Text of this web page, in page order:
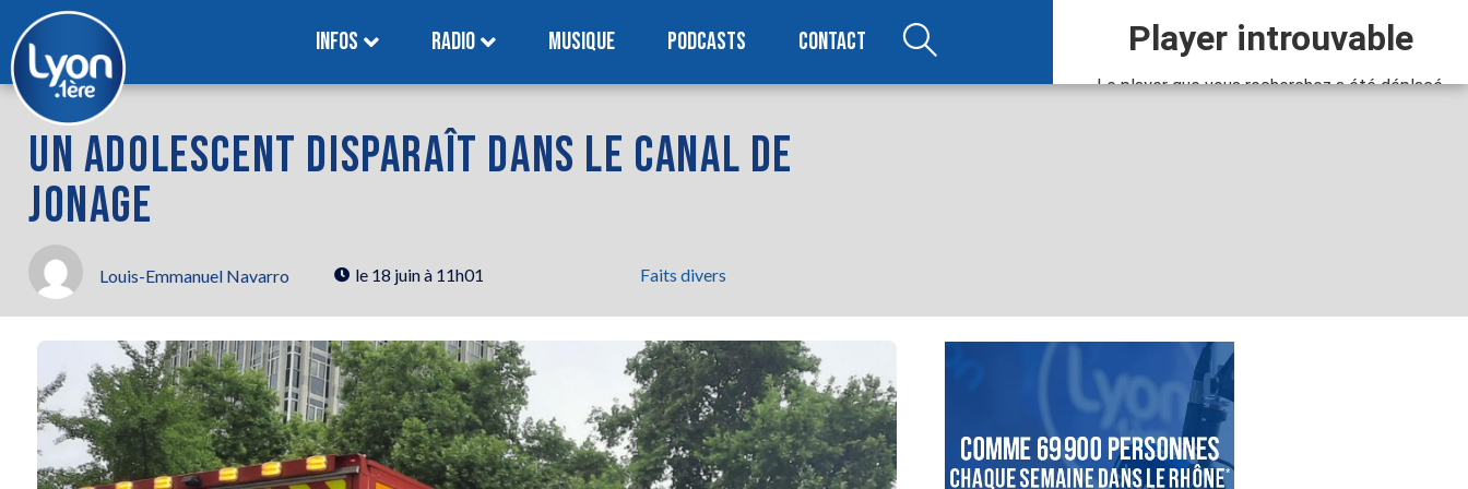
INFOS RADIO MUSIQUE PODCASTS CONTACT
UN ADOLESCENT DISPARAÎT DANS LE CANAL DE
JONAGE
Louis-Emmanuel Navarro le 18 juin à 11h01 Faits divers